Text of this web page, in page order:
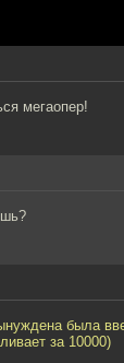
мегаопер!
была
за 10000)